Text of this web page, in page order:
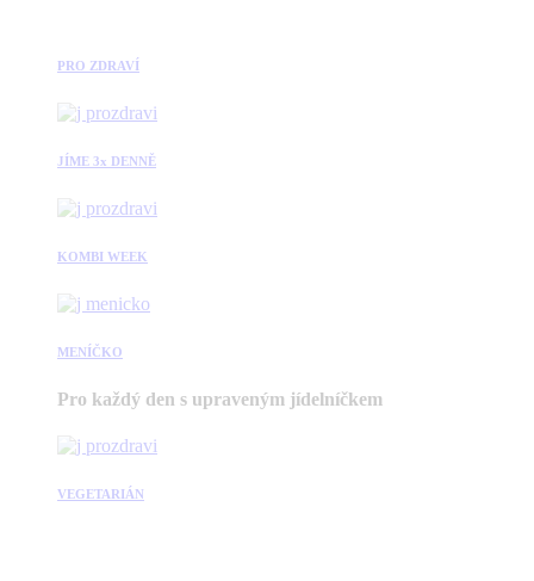
PRO ZDRAVÍ
JÍME 3x DENNĚ
KOMBI WEEK
MENÍČKO
Pro každý den s upraveným jídelníčkem
VEGETARIÁN